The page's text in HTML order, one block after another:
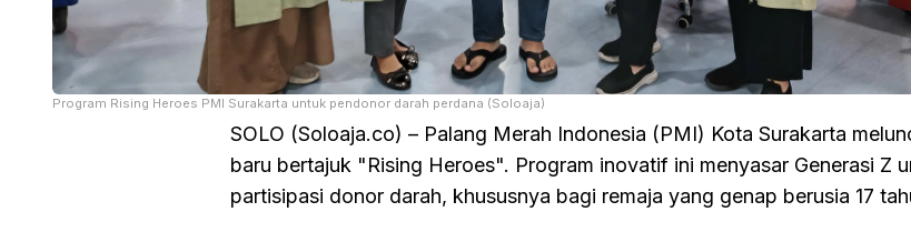
Program Rising Heroes PMI Surakarta untuk pendonor darah perdana (Soloaja)
SOLO (Soloaja.co) – Palang Merah Indonesia (PMI) Kota Surakarta
baru bertajuk "Rising Heroes". Program inovatif ini menyasar Generasi Z
partisipasi donor darah, khususnya bagi remaja yang genap berusia 17